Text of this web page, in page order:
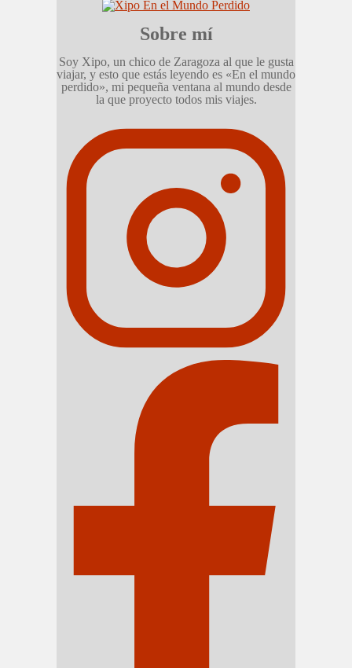
Sobre mí
Soy Xipo, un chico de Zaragoza al que le gusta
viajar, y esto que estás leyendo es «En el mundo
perdido», mi pequeña ventana al mundo desde
la que proyecto todos mis viajes.